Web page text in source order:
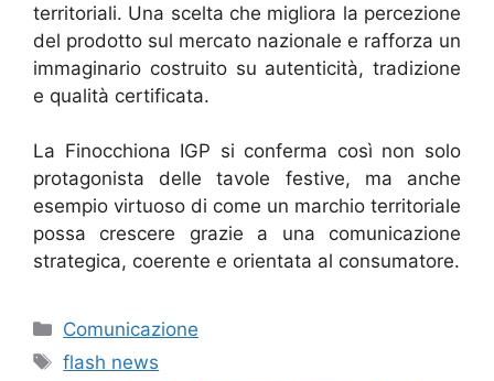
territoriali. Una scelta che migliora la percezione
del prodotto sul mercato nazionale e rafforza un
immaginario costruito su autenticità, tradizione
e qualità certificata.
La Finocchiona IGP si conferma così non solo
protagonista delle tavole festive, ma anche
esempio virtuoso di come un marchio territoriale
possa crescere grazie a una comunicazione
strategica, coerente e orientata al consumatore.
Categorie
Comunicazione
Tag
flash news